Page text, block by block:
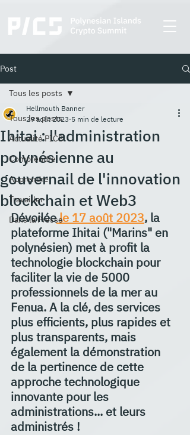
Post
Tous les posts
Actualité PICS
Comprendre
Apprendre
Travailler
Dans la Presse
Tous les posts
Ihitai : l'administration
polynésienne au
gouvernail de l'innovation
blockchain et Web3
Hellmouth Banner
29 août 2023 5 min de lecture
Dévoilée le 17 août 2023, la
plateforme Ihitai ("Marins" en
polynésien) met à profit la
technologie blockchain pour
faciliter la vie de 5000
professionnels de la mer au
Fenua. A la clé, des services
plus efficients, plus rapides et
plus transparents, mais
également la démonstration
de la pertinence de cette
approche technologique
innovante pour les
administrations... et leurs
administrés !